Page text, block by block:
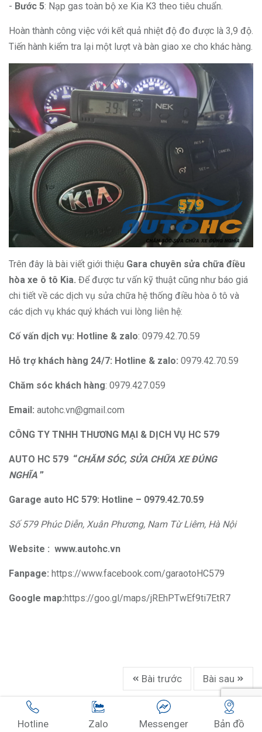
- Bước 5: Nạp gas toàn bộ xe Kia K3 theo tiêu chuẩn.
Hoàn thành công việc với kết quả nhiệt độ đo được là 3,9 độ.
Tiến hành kiểm tra lại một lượt và bàn giao xe cho khác hàng.
Trên đây là bài viết giới thiệu Gara chuyên sửa chữa điều
hòa xe ô tô Kia. Để được tư vấn kỹ thuật cũng như báo giá
chi tiết về các dịch vụ sửa chữa hệ thống điều hòa ô tô và
các dịch vụ khác quý khách vui lòng liên hệ:
Cố vấn dịch vụ: Hotline & zalo: 0979.42.70.59
Hỗ trợ khách hàng 24/7: Hotline & zalo: 0979.42.70.59
Chăm sóc khách hàng: 0979.427.059
Email: autohc.vn@gmail.com
CÔNG TY TNHH THƯƠNG MẠI & DỊCH VỤ HC 579
AUTO HC 579 “CHĂM SÓC, SỬA CHỮA XE ĐÚNG
NGHĨA ”
Garage auto HC 579: Hotline – 0979.42.70.59
Số 579 Phúc Diễn, Xuân Phương, Nam Từ Liêm, Hà Nội
Website : www.autohc.vn
Fanpage: https://www.facebook.com/garaotoHC579
Google map:https://goo.gl/maps/jREhPTwEf9ti7EtR7
Bài trước Bài sau
BÌNH LUẬN CỦA BẠN
Hotline Zalo Messenger Bản đồ